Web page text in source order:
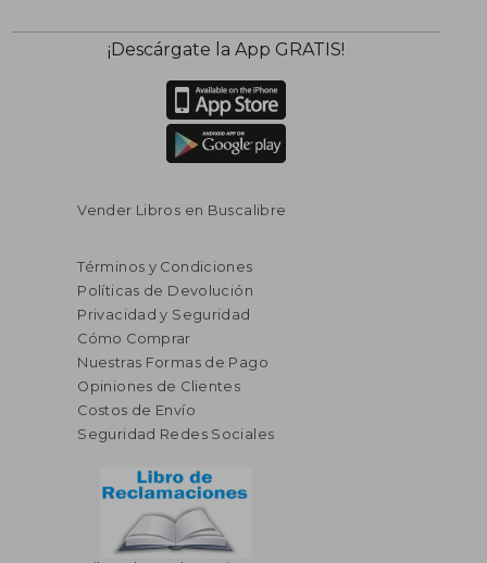
¡Descárgate la App GRATIS!
Vender Libros en Buscalibre
Términos y Condiciones
Políticas de Devolución
Privacidad y Seguridad
Cómo Comprar
Nuestras Formas de Pago
Opiniones de Clientes
Costos de Envío
Seguridad Redes Sociales